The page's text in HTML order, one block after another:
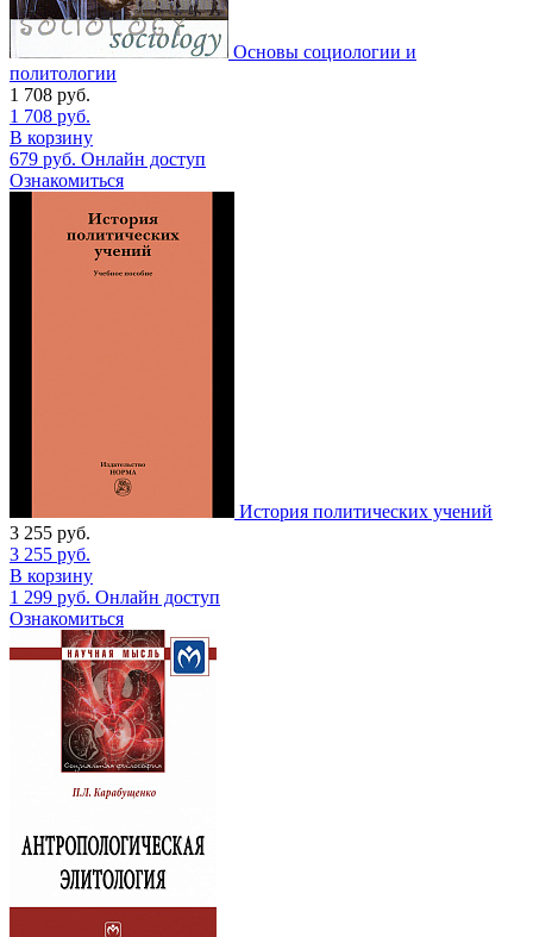
Основы социологии и
политологии
1 708 руб.
1 708 руб.
В корзину
679 руб. Онлайн доступ
Ознакомиться
История политических учений
3 255 руб.
3 255 руб.
В корзину
1 299 руб. Онлайн доступ
Ознакомиться